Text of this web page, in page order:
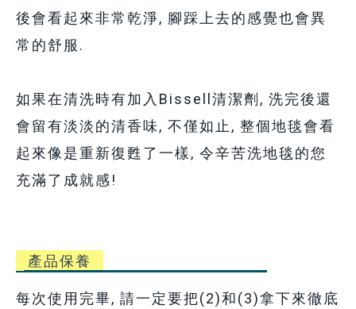
後會看起來非常乾淨, 腳踩上去的感覺也會異
常的舒服.
如果在清洗時有加入Bissell清潔劑, 洗完後還
會留有淡淡的清香味, 不僅如止, 整個地毯會看
起來像是重新復甦了一樣, 令辛苦洗地毯的您
充滿了成就感!
產品保養
每次使用完畢, 請一定要把(2)和(3)拿下來徹底